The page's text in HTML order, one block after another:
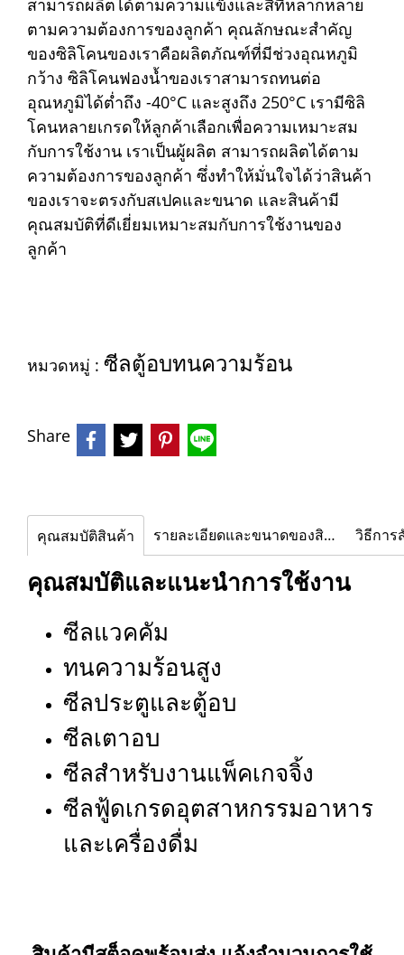
สามารถผลิตได้ตามความแข็งและสีที่หลากหลาย
ตามความต้องการของลูกค้า คุณลักษณะสำคัญ
ของซิลิโคนของเราคือผลิตภัณฑ์ที่มีช่วงอุณหภูมิ
กว้าง ซิลิโคนฟองน้ำของเราสามารถทนต่อ
อุณหภูมิได้ต่ำถึง -40°C และสูงถึง 250°C เรามีซิลิ
โคนหลายเกรดให้ลูกค้าเลือกเพื่อความเหมาะสม
กับการใช้งาน เราเป็นผู้ผลิต สามารถผลิตได้ตาม
ความต้องการของลูกค้า ซึ่งทำให้มั่นใจได้ว่าสินค้า
ของเราจะตรงกับสเปคและขนาด และสินค้ามี
คุณสมบัติที่ดีเยี่ยมเหมาะสมกับการใช้งานของ
ลูกค้า
หมวดหมู่ : ซีลตู้อบทนความร้อน
Share
คุณสมบัติสินค้า รายละเอียดและขนาดของสินค้า วิธีการ
คุณสมบัติและแนะนำการใช้งาน
ซีลแวคคัม
ทนความร้อนสูง
ซีลประตูและตู้อบ
ซีลเตาอบ
ซีลสำหรับงานแพ็คเกจจิ้ง
ซีลฟู้ดเกรดอุตสาหกรรมอาหาร
และเครื่องดื่ม